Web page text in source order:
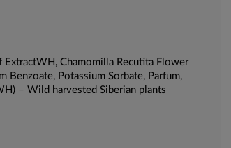
ExtractWH, Chamomilla Recutita Flower
Benzoate, Potassium Sorbate, Parfum,
– Wild harvested Siberian plants